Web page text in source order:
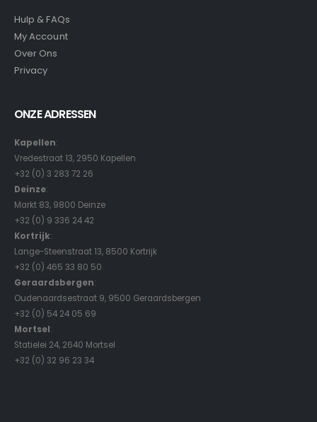
Hulp & FAQs
My Account
Over Ons
Privacy
ONZE ADRESSEN
Kapellen:
Vredestraat 13, 2950 Kapellen
+32 (0) 3 283 72 26
Deinze:
Markt 83, 9800 Deinze
+32 (0) 9 336 24 42
Kortrijk:
Lange-Steenstraat 13, 8500 Kortrijk
+32 (0) 465 33 80 50
Geraardsbergen:
Oudenaardsestraat 9, 9500 Geraardsbergen
+32 (0) 54 24 05 69
Mortsel:
Statielei 24, 2640 Mortsel
+32 (0) 32 96 23 34